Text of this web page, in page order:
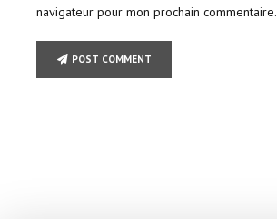
navigateur pour mon prochain commentaire.
POST COMMENT